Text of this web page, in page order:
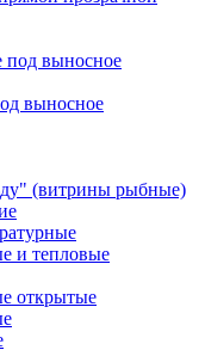
под выносное
выносное
(витрины рыбные)
и тепловые
открытые